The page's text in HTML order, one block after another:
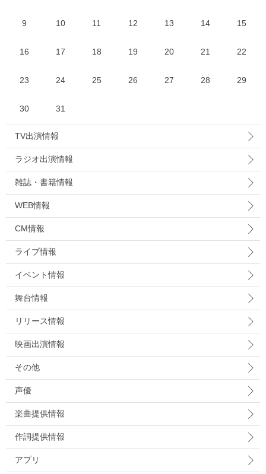
9 10 11 12 13 14 15
16 17 18 19 20 21 22
23 24 25 26 27 28 29
30 31
TV出演情報
ラジオ出演情報
雑誌・書籍情報
WEB情報
CM情報
ライブ情報
イベント情報
舞台情報
リリース情報
映画出演情報
その他
声優
楽曲提供情報
作詞提供情報
アプリ